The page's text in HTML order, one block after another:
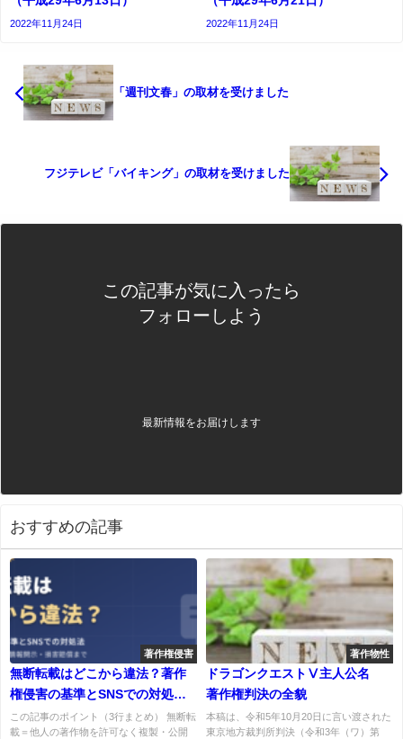
2022年11月24日 2022年11月24日
「週刊文春」の取材を受けました
フジテレビ「バイキング」の取材を受けました
この記事が気に入ったら
フォローしよう
最新情報をお届けします
おすすめの記事
著作権侵害
無断転載はどこから違法？著作
権侵害の基準とSNSでの対処法
を弁護士が解説
この記事のポイント（3行まとめ） 無断転
載＝他人の著作物を許可なく複製・公開
著作物性
ドラゴンクエストⅤ主人公名
著作権判決の全貌
本稿は、令和5年10月20日に言い渡された
東京地方裁判所判決（令和3年（ワ）第